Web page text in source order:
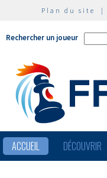
Plan du site |
Rechercher un joueur
ACCUEIL DÉCOUVRIR